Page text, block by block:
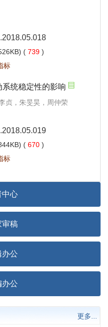
( 739 )
标
统稳定性的影响
贞，朱旻昊，周仲荣
( 670 )
标
中心
稿
办公
办公
更多...